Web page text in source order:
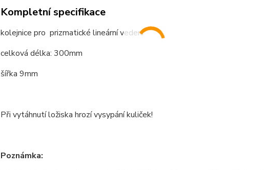
Kompletní specifikace
kolejnice pro prizmatické lineární vedení
celková délka: 300mm
šířka 9mm
Při vytáhnutí ložiska hrozí vysypání kuliček!
Poznámka: